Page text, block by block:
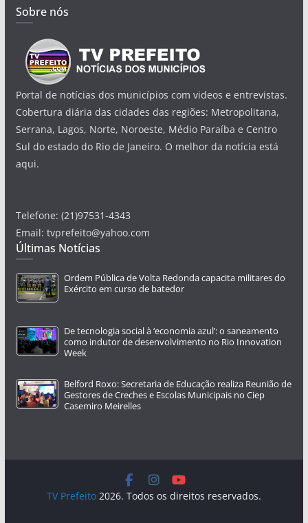
Sobre nós
Portal de notícias dos municípios com videos e entrevistas.
Cobertura diária das cidades das regiões: Metropolitana,
Serrana, Lagos, Norte, Noroeste, Médio Paraíba e Centro
Sul do estado do Rio de Janeiro. O melhor da notícia está
aqui.
Telefone: (21)97531-4343
Email: tvprefeito@yahoo.com
Últimas Notícias
Ordem Pública de Volta Redonda capacita militares do
Exército em curso de batedor
De tecnologia social à ‘economia azul’: o saneamento
como indutor de desenvolvimento no Rio Innovation
Week
Belford Roxo: Secretaria de Educação realiza Reunião de
Gestores de Creches e Escolas Municipais no Ciep
Casemiro Meirelles
TV Prefeito2026. Todos os direitos reservados.